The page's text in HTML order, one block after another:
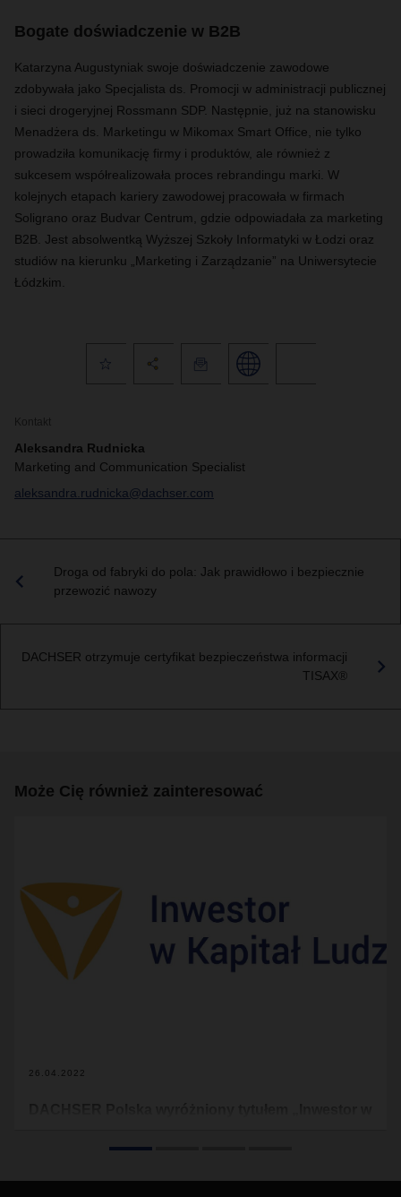
Bogate doświadczenie w B2B
Katarzyna Augustyniak swoje doświadczenie zawodowe
zdobywała jako Specjalista ds. Promocji w administracji publicznej
i sieci drogeryjnej Rossmann SDP. Następnie, już na stanowisku
Menadżera ds. Marketingu w Mikomax Smart Office, nie tylko
prowadziła komunikację firmy i produktów, ale również z
sukcesem współrealizowała proces rebrandingu marki. W
kolejnych etapach kariery zawodowej pracowała w firmach
Soligrano oraz Budvar Centrum, gdzie odpowiadała za marketing
B2B. Jest absolwentką Wyższej Szkoły Informatyki w Łodzi oraz
studiów na kierunku „Marketing i Zarządzanie” na Uniwersytecie
Łódzkim.
Kontakt
Aleksandra Rudnicka
Marketing and Communication Specialist
aleksandra.rudnicka@dachser.com
Droga od fabryki do pola: Jak prawidłowo i bezpiecznie
przewozić nawozy
DACHSER otrzymuje certyfikat bezpieczeństwa informacji
TISAX®
Może Cię również zainteresować
26.04.2022
„Inwestor w Kapitał Ludzki”. Wyróżnienie przyznawane jest